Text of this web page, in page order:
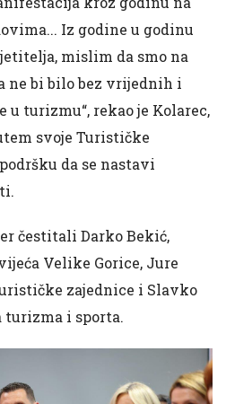
Iz godine u godinu
mislim da smo na
ne bi bilo bez vrijednih i
turizmu“, rekao je Kolarec,
svoje Turističke
da se nastavi
čestitali Darko Bekić,
Velike Gorice, Jure
zajednice i Slavko
turizma i sporta.